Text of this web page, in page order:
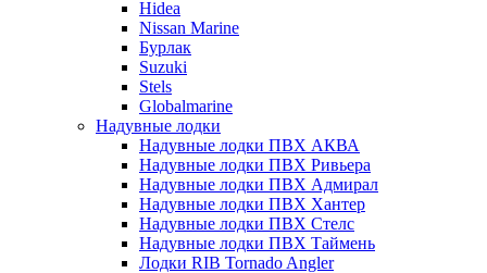
Hidea
Nissan Marine
Бурлак
Suzuki
Stels
Globalmarine
Надувные лодки
Надувные лодки ПВХ АКВА
Надувные лодки ПВХ Ривьера
Надувные лодки ПВХ Адмирал
Надувные лодки ПВХ Хантер
Надувные лодки ПВХ Стелс
Надувные лодки ПВХ Таймень
Лодки RIB Tornado Angler